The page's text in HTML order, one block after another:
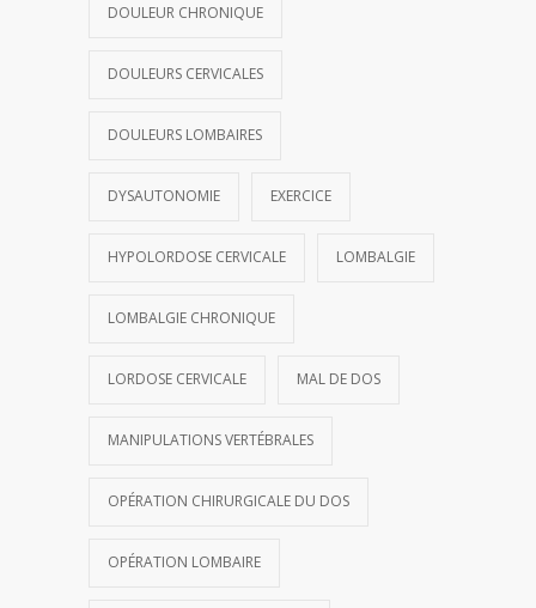
DOULEUR CHRONIQUE
DOULEURS CERVICALES
DOULEURS LOMBAIRES
DYSAUTONOMIE EXERCICE
HYPOLORDOSE CERVICALE LOMBALGIE
LOMBALGIE CHRONIQUE
LORDOSE CERVICALE MAL DE DOS
MANIPULATIONS VERTÉBRALES
OPÉRATION CHIRURGICALE DU DOS
OPÉRATION LOMBAIRE